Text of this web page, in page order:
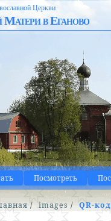
Церкви
в Еганово
Посмотреть
/images /QR-